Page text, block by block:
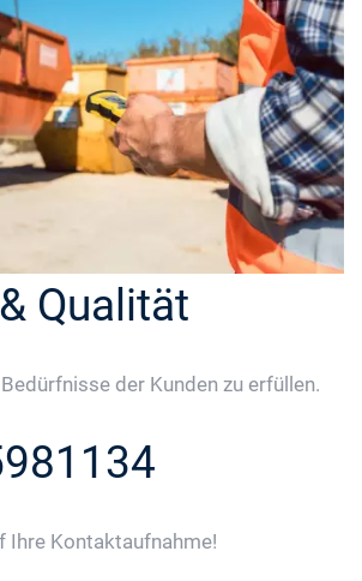
Qualität
der Kunden zu erfüllen.
Ihre Kontaktaufnahme!